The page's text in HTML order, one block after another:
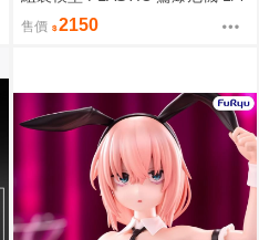
8 強弩兵 ARX-7 一般版 0923
售價 2150